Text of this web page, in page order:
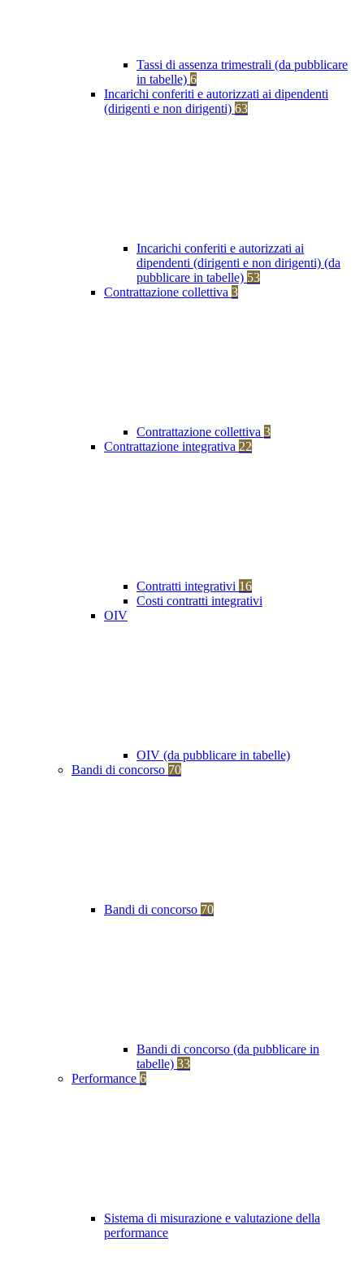
Tassi di assenza trimestrali (da pubblicare
in tabelle) 6
Incarichi conferiti e autorizzati ai dipendenti
(dirigenti e non dirigenti) 63
Incarichi conferiti e autorizzati ai
dipendenti (dirigenti e non dirigenti) (da
pubblicare in tabelle) 53
Contrattazione collettiva 3
Contrattazione collettiva 3
Contrattazione integrativa 22
Contratti integrativi 16
Costi contratti integrativi
OIV
OIV (da pubblicare in tabelle)
Bandi di concorso 70
Bandi di concorso 70
Bandi di concorso (da pubblicare in
tabelle) 33
Performance 6
Sistema di misurazione e valutazione della
performance